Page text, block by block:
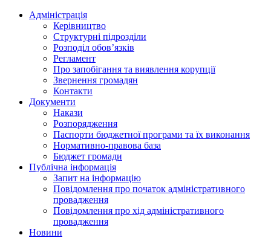
Адміністрація
Керівництво
Структурні підрозділи
Розподіл обов’язків
Регламент
Про запобігання та виявлення корупції
Звернення громадян
Контакти
Документи
Накази
Розпорядження
Паспорти бюджетної програми та їх виконання
Нормативно-правова база
Бюджет громади
Публічна інформація
Запит на інформацію
Повідомлення про початок адміністративного
провадження
Повідомлення про хід адміністративного
провадження
Новини